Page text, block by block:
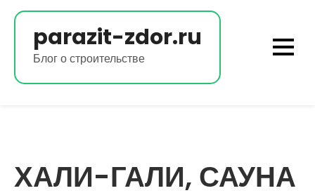
Перейти
содержимомуparazit-zdor.ru
Блог о строительстве
ХАЛИ-ГАЛИ, САУНА